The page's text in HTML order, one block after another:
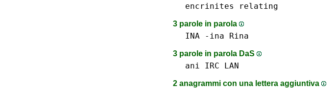
encrinites relating
3 parole in parola
INA -ina Rina
3 parole in parola DaS
ani IRC LAN
2 anagrammi con una lettera aggiuntiva